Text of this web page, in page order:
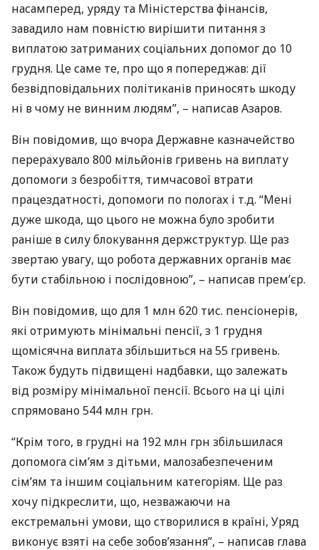
насамперед, уряду та Міністерства фінансів,
завадило нам повністю вирішити питання з
виплатою затриманих соціальних допомог до 10
грудня. Це саме те, про що я попереджав: дії
безвідповідальних політиканів приносять шкоду
ні в чому не винним людям”, – написав Азаров.
Він повідомив, що вчора Державне казначейство
перерахувало 800 мільйонів гривень на виплату
допомоги з безробіття, тимчасової втрати
працездатності, допомоги по пологах і т.д. “Мені
дуже шкода, що цього не можна було зробити
раніше в силу блокування держструктур. Ще раз
звертаю увагу, що робота державних органів має
бути стабільною і послідовною”, – написав прем’єр.
Він повідомив, що для 1 млн 620 тис. пенсіонерів,
які отримують мінімальні пенсії, з 1 грудня
щомісячна виплата збільшиться на 55 гривень.
Також будуть підвищені надбавки, що залежать
від розміру мінімальної пенсії. Всього на ці цілі
спрямовано 544 млн грн.
“Крім того, в грудні на 192 млн грн збільшилася
допомога сім’ям з дітьми, малозабезпеченим
сім’ям та іншим соціальним категоріям. Ще раз
хочу підкреслити, що, незважаючи на
екстремальні умови, що створилися в країні, Уряд
виконує взяті на себе зобов’язання”, – написав глава